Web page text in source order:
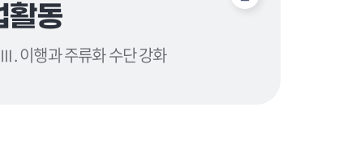
활동
Ⅲ. 이행과 주류화 수단 강화